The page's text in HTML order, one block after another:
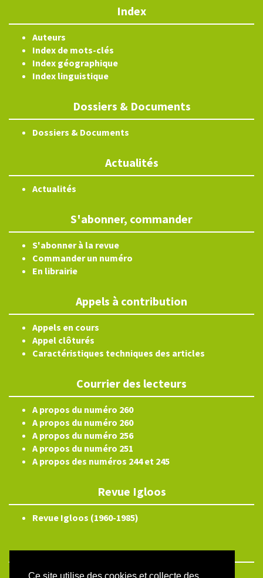
Index
Auteurs
Index de mots-clés
Index géographique
Index linguistique
Dossiers & Documents
Dossiers & Documents
Actualités
Actualités
S'abonner, commander
S'abonner à la revue
Commander un numéro
En librairie
Appels à contribution
Appels en cours
Appel clôturés
Caractéristiques techniques des articles
Courrier des lecteurs
A propos du numéro 260
A propos du numéro 260
A propos du numéro 256
A propos du numéro 251
A propos des numéros 244 et 245
Revue Igloos
Revue Igloos (1960-1985)